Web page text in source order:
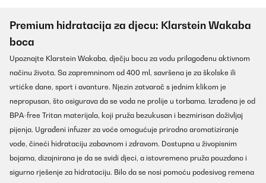
Premium hidratacija za djecu: Klarstein Wakaba
boca
Upoznajte Klarstein Wakaba, dječju bocu za vodu prilagođenu aktivnom
načinu života. Sa zapremninom od 400 ml, savršena je za školske ili
vrtićke dane, sport i avanture. Njezin zatvarač s jednim klikom je
nepropusan, što osigurava da se voda ne prolije u torbama. Izrađena je od
BPA-free Tritan materijala, koji pruža bezukusan i bezmirisan doživljaj
pijenja. Ugrađeni infuzer za voće omogućuje prirodno aromatiziranje
vode, čineći hidrataciju zabavnom i zdravom. Dostupna u živopisnim
bojama, dizajnirana je da se svidi djeci, a istovremeno pruža pouzdano i
sigurno rješenje za hidrataciju. Bilo da se nosi pomoću podesivog remena